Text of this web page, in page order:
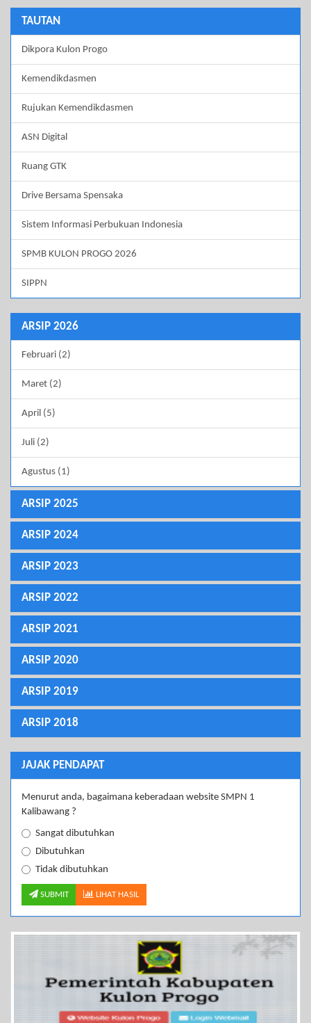
TAUTAN
Dikpora Kulon Progo
Kemendikdasmen
Rujukan Kemendikdasmen
ASN Digital
Ruang GTK
Drive Bersama Spensaka
Sistem Informasi Perbukuan Indonesia
SPMB KULON PROGO 2026
SIPPN
ARSIP 2026
Februari (2)
Maret (2)
April (5)
Juli (2)
Agustus (1)
ARSIP 2025
ARSIP 2024
ARSIP 2023
ARSIP 2022
ARSIP 2021
ARSIP 2020
ARSIP 2019
ARSIP 2018
JAJAK PENDAPAT
Menurut anda, bagaimana keberadaan website SMPN 1
Kalibawang ?
Sangat dibutuhkan
Dibutuhkan
Tidak dibutuhkan
SUBMIT LIHAT HASIL